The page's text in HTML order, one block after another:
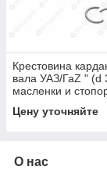
Крестовина
вала УАЗ/ГаZ " (d
масленки и
Цену уточняйте
О нас